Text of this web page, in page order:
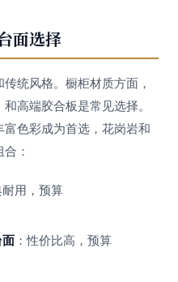
面选择
统风格。橱柜材质方面，
高端胶合板是常见选择。
色彩成为首选，花岗岩和
：
耐用，预算
：性价比高，预算